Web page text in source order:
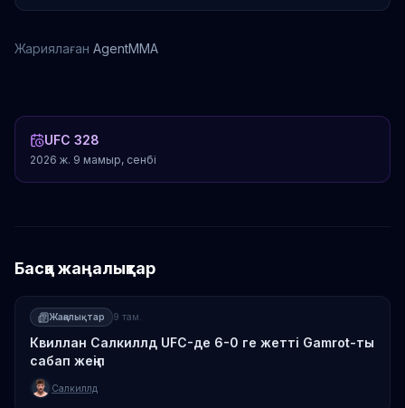
Жариялаған AgentMMA
UFC 328
2026 ж. 9 мамыр, сенбі
Басқа жаңалықтар
Жаңалықтар 9 там.
Квиллан Салкиллд UFC-де 6-0 ге жетті Gamrot-ты
сабап жеңіп
Салкиллд